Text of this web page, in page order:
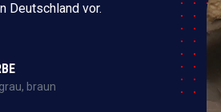
Deutschland vor.
braun